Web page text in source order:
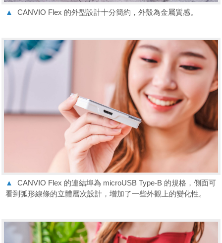
▲ CANVIO Flex 的外型設計十分簡約，外殼為金屬質感。
▲
CANVIO Flex 的連結埠為 microUSB Type-B 的規格，側面可
看到弧形線條的立體層次設計，增加了一些外觀上的變化性。